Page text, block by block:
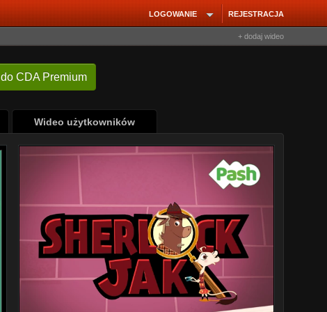
REJESTRACJA
LOGOWANIE
+ dodaj wideo
do CDA Premium
Wideo użytkowników